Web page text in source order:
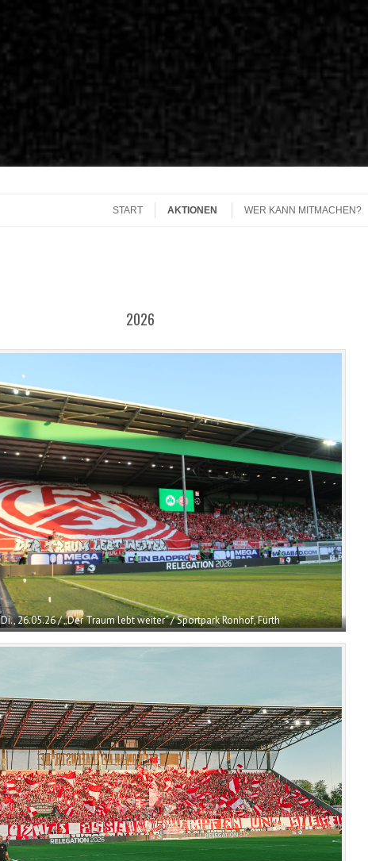
START
AKTIONEN WER KANN MITMACHEN?
2026
Di., 26.05.26 / „Der Traum lebt weiter“ / Sportpark Ronhof, Fürth